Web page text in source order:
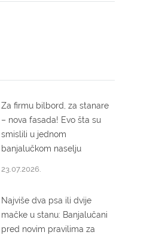
Za firmu bilbord, za stanare
– nova fasada! Evo šta su
smislili u jednom
banjalučkom naselju
23.07.2026.
Najviše dva psa ili dvije
mačke u stanu: Banjalučani
pred novim pravilima za